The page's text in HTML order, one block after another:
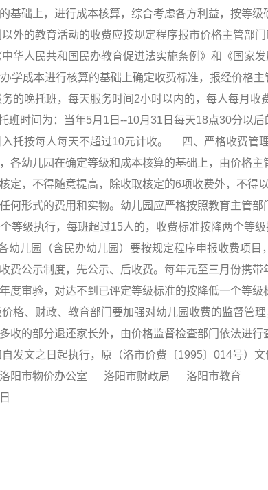
基础上，进行成本核算，综合考虑各方利益，按等级
的教育活动的收费应按规定程序报市价格主管部
人民共和国民办教育促进法实施条例》和《国家
学成本进行核算的基础上确定收费标准，报经价格主
晚托班，每天服务时间2小时以内的，每人每月收
时间为：当年5月1日--10月31日每天18点30分以后
托按每人每天不超过10元计收。 四、严格收费管
各幼儿园在确定等级和成本核算的基础上，由价格主
定，不得随意提高，除收取核定的6项收费外，不得
何形式的费用和实物。幼儿园应严格按照教育主管部
等级执行，每班超过15人的，收费标准按降两个等
儿园（含民办幼儿园）要按规定程序申报收费项目
费公示制度，先公示、后收费。每年元至三月份携带
审验，对达不到已评定等级标准的按降低一个等级
、财政、教育部门要加强对幼儿园收费的监督管理
收的部分退还家长外，由价格监督检查部门依法进行
文之日起执行，原（洛市价费〔1995〕014号）文
办公室 洛阳市财政局 洛阳市教育